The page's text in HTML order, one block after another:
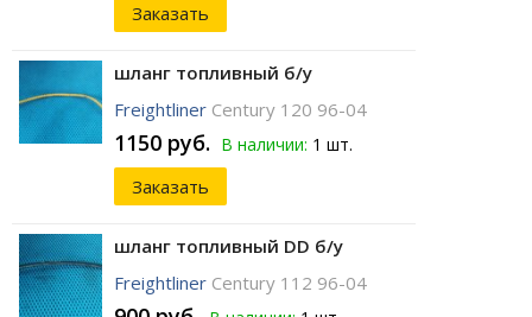
Заказать
шланг топливный б/у
Freightliner Century 120 96-04
1150 руб. В наличии: 1 шт.
Заказать
шланг топливный DD б/у
Freightliner Century 112 96-04